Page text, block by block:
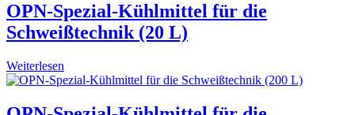
OPN-Spezial-Kühlmittel für die
Schweißtechnik (20 L)
Weiterlesen